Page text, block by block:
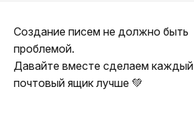
Создание писем не должно быть
проблемой.
Давайте вместе сделаем каждый
почтовый ящик лучше 💚